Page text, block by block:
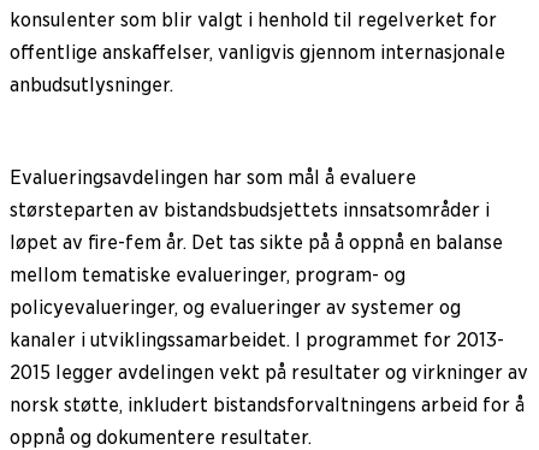
konsulenter som blir valgt i henhold til regelverket for
offentlige anskaffelser, vanligvis gjennom internasjonale
anbudsutlysninger.
Evalueringsavdelingen har som mål å evaluere
størsteparten av bistandsbudsjettets innsatsområder i
løpet av fire-fem år. Det tas sikte på å oppnå en balanse
mellom tematiske evalueringer, program- og
policyevalueringer, og evalueringer av systemer og
kanaler i utviklingssamarbeidet. I programmet for 2013-
2015 legger avdelingen vekt på resultater og virkninger av
norsk støtte, inkludert bistandsforvaltningens arbeid for å
oppnå og dokumentere resultater.